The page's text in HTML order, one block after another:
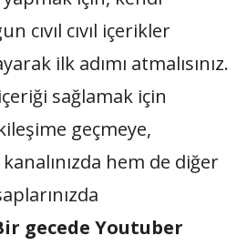
cıvıl cıvıl içerikler
ilk adımı atmalısınız.
sağlamak için
geçmeye,
kanalınızda hem de diğer
gecede Youtuber